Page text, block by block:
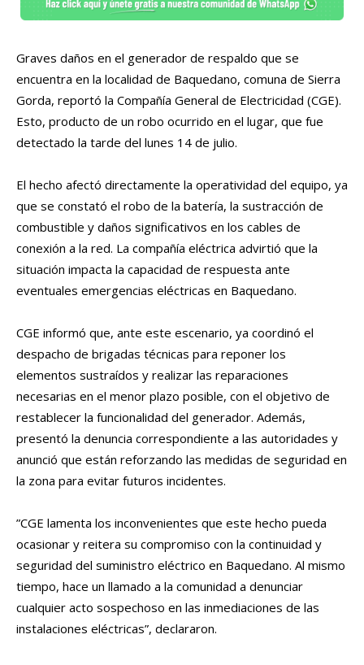
Graves daños en el generador de respaldo que se
encuentra en la localidad de Baquedano, comuna de Sierra
Gorda, reportó la Compañía General de Electricidad (CGE).
Esto, producto de un robo ocurrido en el lugar, que fue
detectado la tarde del lunes 14 de julio.
El hecho afectó directamente la operatividad del equipo, ya
que se constató el robo de la batería, la sustracción de
combustible y daños significativos en los cables de
conexión a la red. La compañía eléctrica advirtió que la
situación impacta la capacidad de respuesta ante
eventuales emergencias eléctricas en Baquedano.
CGE informó que, ante este escenario, ya coordinó el
despacho de brigadas técnicas para reponer los
elementos sustraídos y realizar las reparaciones
necesarias en el menor plazo posible, con el objetivo de
restablecer la funcionalidad del generador. Además,
presentó la denuncia correspondiente a las autoridades y
anunció que están reforzando las medidas de seguridad en
la zona para evitar futuros incidentes.
”CGE lamenta los inconvenientes que este hecho pueda
ocasionar y reitera su compromiso con la continuidad y
seguridad del suministro eléctrico en Baquedano. Al mismo
tiempo, hace un llamado a la comunidad a denunciar
cualquier acto sospechoso en las inmediaciones de las
instalaciones eléctricas”, declararon.